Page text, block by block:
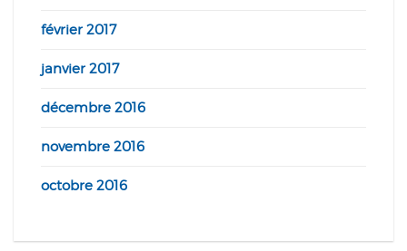
février 2017
janvier 2017
décembre 2016
novembre 2016
octobre 2016